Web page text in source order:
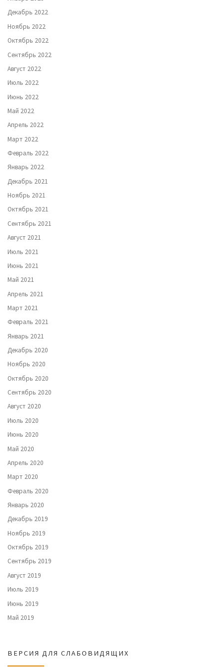
Декабрь 2022
Ноябрь 2022
Октябрь 2022
Сентябрь 2022
Август 2022
Июль 2022
Июнь 2022
Май 2022
Апрель 2022
Март 2022
Февраль 2022
Январь 2022
Декабрь 2021
Ноябрь 2021
Октябрь 2021
Сентябрь 2021
Август 2021
Июль 2021
Июнь 2021
Май 2021
Апрель 2021
Март 2021
Февраль 2021
Январь 2021
Декабрь 2020
Ноябрь 2020
Октябрь 2020
Сентябрь 2020
Август 2020
Июль 2020
Июнь 2020
Май 2020
Апрель 2020
Март 2020
Февраль 2020
Январь 2020
Декабрь 2019
Ноябрь 2019
Октябрь 2019
Сентябрь 2019
Август 2019
Июль 2019
Июнь 2019
Май 2019
ВЕРСИЯ ДЛЯ СЛАБОВИДЯЩИХ